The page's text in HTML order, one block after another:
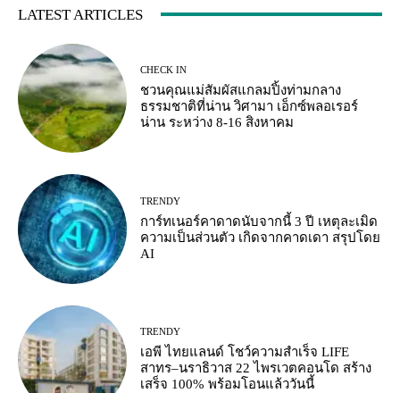
LATEST ARTICLES
CHECK IN
ชวนคุณแม่สัมผัสแกลมปิ้งท่ามกลาง
ธรรมชาติที่น่าน วิศามา เอ็กซ์พลอเรอร์
น่าน ระหว่าง 8-16 สิงหาคม
TRENDY
การ์ทเนอร์คาดาดนับจากนี้ 3 ปี เหตุละเมิด
ความเป็นส่วนตัว เกิดจากคาดเดา สรุปโดย
AI
TRENDY
เอพี ไทยแลนด์ โชว์ความสำเร็จ LIFE
สาทร–นราธิวาส 22 ไพรเวตคอนโด สร้าง
เสร็จ 100% พร้อมโอนแล้ววันนี้